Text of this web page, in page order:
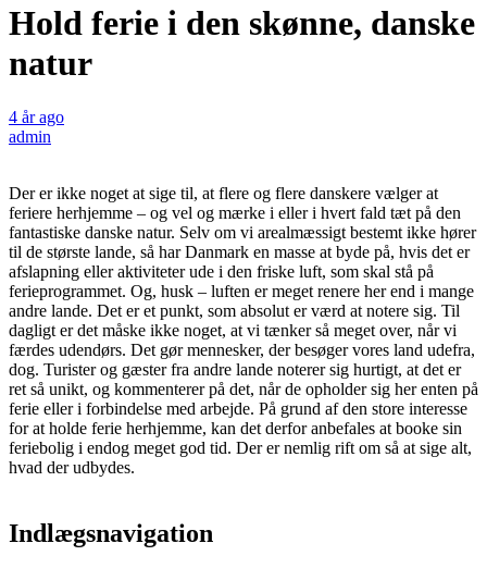
Hold ferie i den skønne, danske
natur
4 år ago
admin
Der er ikke noget at sige til, at flere og flere danskere vælger at
feriere herhjemme – og vel og mærke i eller i hvert fald tæt på den
fantastiske danske natur. Selv om vi arealmæssigt bestemt ikke hører
til de største lande, så har Danmark en masse at byde på, hvis det er
afslapning eller aktiviteter ude i den friske luft, som skal stå på
ferieprogrammet. Og, husk – luften er meget renere her end i mange
andre lande. Det er et punkt, som absolut er værd at notere sig. Til
dagligt er det måske ikke noget, at vi tænker så meget over, når vi
færdes udendørs. Det gør mennesker, der besøger vores land udefra,
dog. Turister og gæster fra andre lande noterer sig hurtigt, at det er
ret så unikt, og kommenterer på det, når de opholder sig her enten på
ferie eller i forbindelse med arbejde. På grund af den store interesse
for at holde ferie herhjemme, kan det derfor anbefales at booke sin
feriebolig i endog meget god tid. Der er nemlig rift om så at sige alt,
hvad der udbydes.
Indlægsnavigation